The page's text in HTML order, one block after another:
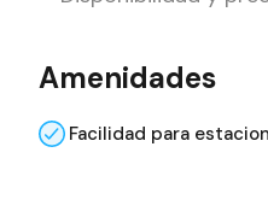
Amenidades
Facilidad para